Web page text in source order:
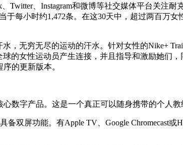
Twitter、Instagram和微博等社交媒体平台关注
于每小时约1,472条。在这30天中，超过两百万
，无穷无尽的运动的汗水。针对女性的Nike+
的女性运动员产生连接，并且指导和激励她们
的更新版本。
心数字产品。这是一个真正可以随身携带的个人
备双屏功能。有Apple TV、Google